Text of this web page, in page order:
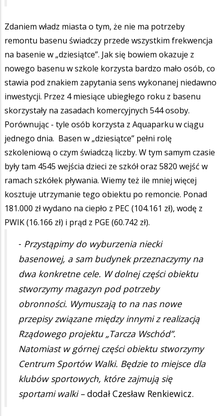
Zdaniem władz miasta o tym, że nie ma potrzeby
remontu basenu świadczy przede wszystkim frekwencja
na basenie w „dziesiątce”. Jak się bowiem okazuje z
nowego basenu w szkole korzysta bardzo mało osób, co
stawia pod znakiem zapytania sens wykonanej niedawno
inwestycji. Przez 4 miesiące ubiegłego roku z basenu
skorzystały na zasadach komercyjnych 544 osoby.
Porównując - tyle osób korzysta z Aquaparku w ciągu
jednego dnia. Basen w „dziesiątce” pełni rolę
szkoleniową o czym świadczą liczby. W tym samym czasie
były tam 4545 wejścia dzieci ze szkół oraz 5820 wejść w
ramach szkółek pływania. Wiemy też ile mniej więcej
kosztuje utrzymanie tego obiektu po remoncie. Ponad
181.000 zł wydano na ciepło z PEC (104.161 zł), wodę z
PWIK (16.166 zł) i prąd z PGE (60.742 zł).
- Przystąpimy do wyburzenia niecki
basenowej, a sam budynek przeznaczymy na
dwa konkretne cele. W dolnej części obiektu
stworzymy magazyn pod potrzeby
obronności. Wymuszają to na nas nowe
przepisy związane między innymi z realizacją
Rządowego projektu „Tarcza Wschód”.
Natomiast w górnej części obiektu stworzymy
Centrum Sportów Walki. Będzie to miejsce dla
klubów sportowych, które zajmują się
sportami walki –dodał Czesław Renkiewicz.